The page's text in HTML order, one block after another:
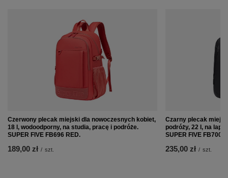
Czerwony plecak miejski dla nowoczesnych kobiet,
18 l, wodoodporny, na studia, pracę i podróże.
SUPER FIVE FB696 RED.
189,00 zł / szt.
Czarny plecak
podróży, 22 l, na
SUPER FIVE FB700
235,00 zł / szt.